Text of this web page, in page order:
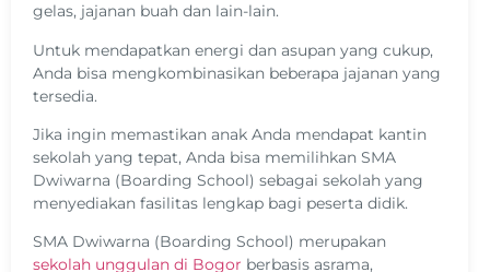
gelas, jajanan buah dan lain-lain.
Untuk mendapatkan energi dan asupan yang cukup,
Anda bisa mengkombinasikan beberapa jajanan yang
tersedia.
Jika ingin memastikan anak Anda mendapat kantin
sekolah yang tepat, Anda bisa memilihkan SMA
Dwiwarna (Boarding School) sebagai sekolah yang
menyediakan fasilitas lengkap bagi peserta didik.
SMA Dwiwarna (Boarding School) merupakan
sekolah unggulan di Bogor berbasis asrama,